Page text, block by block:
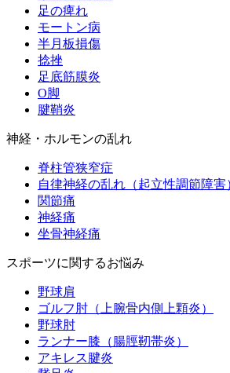
足の痺れ
モートン病
半月板損傷
捻挫
足底筋膜炎
O脚
腱鞘炎
神経・ホルモンの乱れ
脊柱管狭窄症
自律神経の乱れ（起立性調節障害
関節痛
神経痛
坐骨神経痛
スポーツに関するお悩み
野球肩
ゴルフ肘（上腕骨内側上顆炎）
野球肘
ランナー膝（腸脛靭帯炎）
アキレス腱炎